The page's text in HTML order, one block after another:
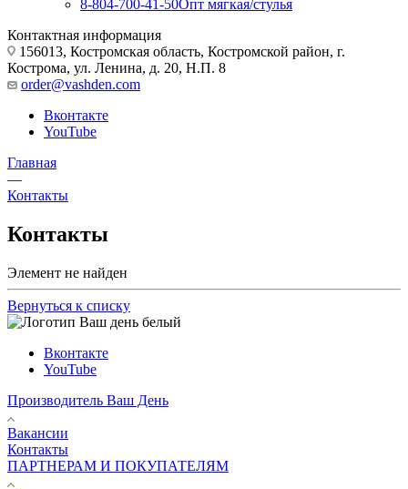
8-804-700-41-50Опт мягкая/стулья
Контактная информация
156013, Костромская область, Костромской район, г.
Кострома, ул. Ленина, д. 20, Н.П. 8
order@vashden.com
Вконтакте
YouTube
Главная
—
Контакты
Контакты
Элемент не найден
Вернуться к списку
Вконтакте
YouTube
Производитель Ваш День
Вакансии
Контакты
ПАРТНЕРАМ И ПОКУПАТЕЛЯМ